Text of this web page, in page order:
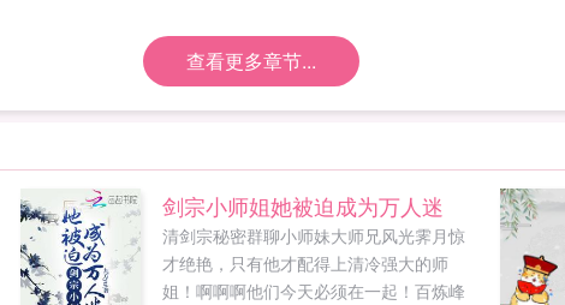
查看更多章节...
剑宗小师姐她被迫成为万人迷
清剑宗秘密群聊小师妹大师兄风光霁月惊
才绝艳，只有他才配得上清冷强大的师
姐！啊啊啊他们今天必须在一起！百炼峰